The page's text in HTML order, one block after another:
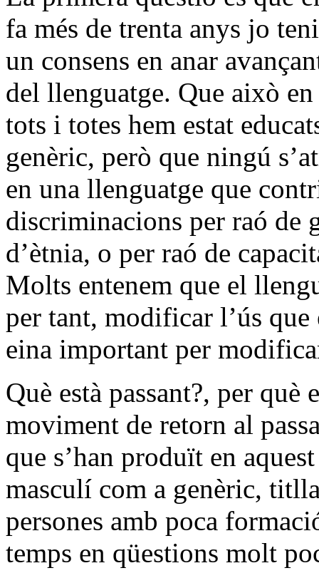
fa més de trenta anys jo
un consens en anar
del llenguatge. Que això
tots i totes hem estat
genèric, però que ningú
en una llenguatge que
discriminacions per raó de
d’ètnia, o per raó de
Molts entenem que el
per tant, modificar l’ús
eina important per
Què està passant?, per
moviment de retorn al
que s’han produït en
masculí com a genèric,
persones amb poca
temps en qüestions molt